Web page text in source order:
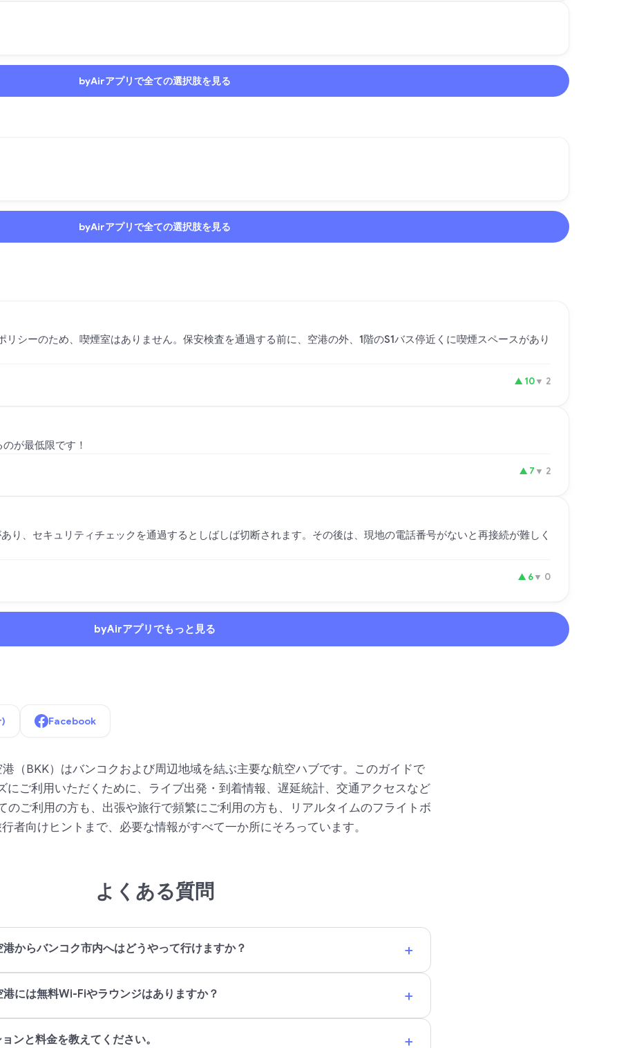
byAirアプリで全ての選択肢を見る
byAirアプリで全ての選択肢を見る
シーのため、喫煙室はありません。保安検査を通過する前に、空港の外、1階のS1バス停近くに喫煙スペースがあり
▲ 10▼ 2
が最低限です！
▲ 7 ▼ 2
り、セキュリティチェックを通過するとしばしば切断されます。その後は、現地の電話番号がないと再接続が難しく
▲ 6▼ 0
byAirアプリでもっと見る
Facebook
（BKK）はバンコクおよび周辺地域を結ぶ主要な航空ハブです。このガイドで
にご利用いただくために、ライブ出発・到着情報、遅延統計、交通アクセスなど
のご利用の方も、出張や旅行で頻繁にご利用の方も、リアルタイムのフライトボ
者向けヒントまで、必要な情報がすべて一か所にそろっています。
よくある質問
からバンコク市内へはどうやって行けますか？ +
には無料Wi-Fiやラウンジはありますか？ +
ンと料金を教えてください。 +